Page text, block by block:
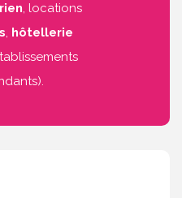
, locations
, hôtellerie